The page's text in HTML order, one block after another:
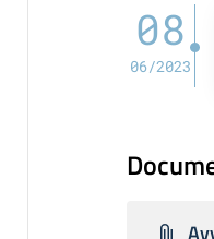
08
06/2023